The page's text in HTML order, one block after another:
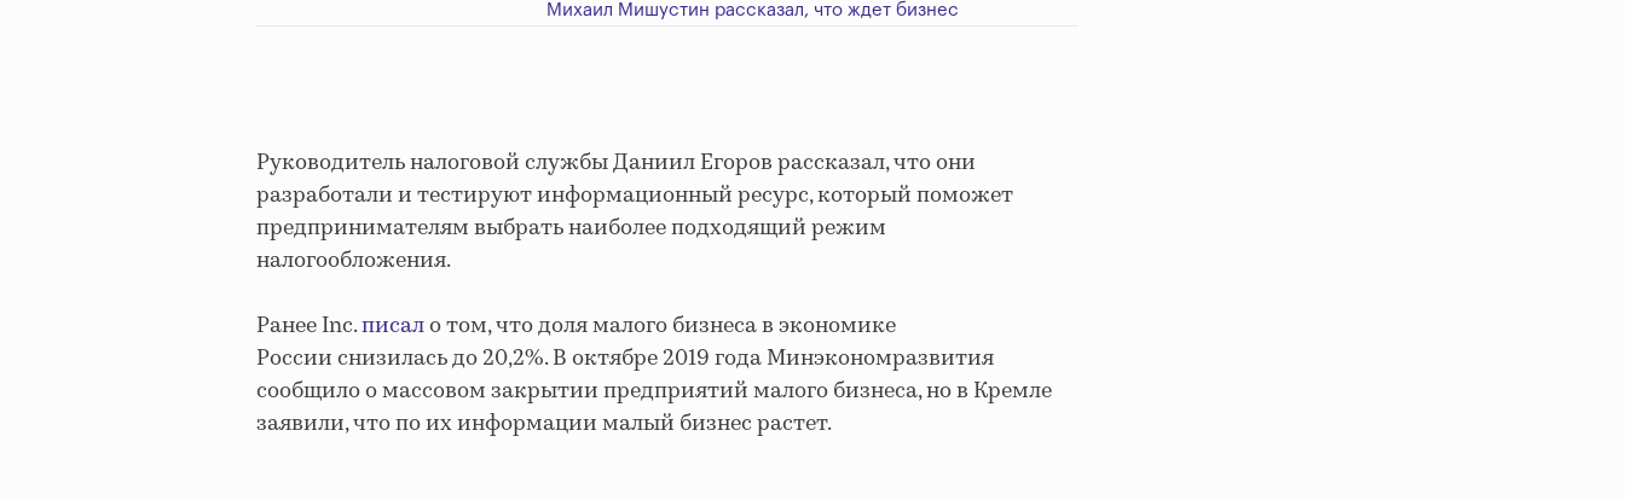
Михаил Мишустин рассказал, что ждет бизнес
Руководитель налоговой службы Даниил Егоров рассказал, что они
разработали и тестируют информационный ресурс, который поможет
предпринимателям выбрать наиболее подходящий режим
налогообложения.
Ранее Inc.писало том, что доля малого бизнеса в экономике
Россииснизилась до 20,2%. В октябре 2019 года Минэкономразвития
сообщило о массовом закрытии предприятий малого бизнеса, но в Кремле
заявили, что по их информации малый бизнес растет.